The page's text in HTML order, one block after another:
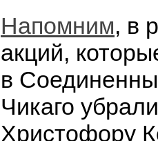
Напомним, в
акций,
в
Чикаго
Христофору